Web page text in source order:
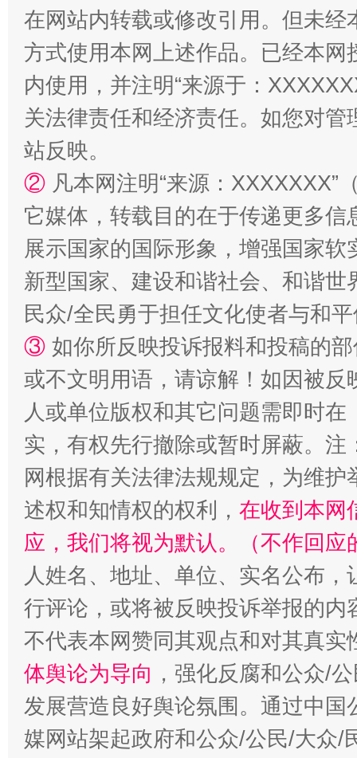
站台名比不上好声名
漫山遍野的桃花与雪山、麦地、白藏房 除
招工难、用工荒背后
在网站内转载或修改引用。但未
方式使用本网上述作品。已经本
内使用，并注明“来源于：
关法律责任和经济责任。如您对
站反映。
② 凡本网注明“来源：
它媒体，转载目的在于传递更多
展示国家的国际形象，增强国家
新型国家、建设和谐社会、和谐
民众/全民勇于担任文化使者与和
③ 如你所反映投诉报料和投稿的
或不文明用语，请谅解！如因被
人或单位版权和其它问题需即时在
实，有权先行撤除或暂时屏蔽。
网根据有关法律法规规定，为维
述权和知情权的权利， 在收到本网
应，我们将视为默认。（不作回应
人姓名、地址、单位、实名公布
行评论，或将被反映投诉举报的
不代表本网赞同其观点和对其真实
体舆论为导向 ，强化反腐和公众/
发展营造良好舆论氛围。通过中
媒网站架起政府和公众/公民/大众/